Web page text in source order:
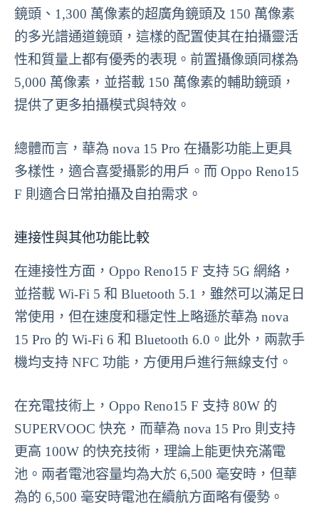
鏡頭、1,300 萬像素的超廣角鏡頭及 150 萬像素
的多光譜通道鏡頭，這樣的配置使其在拍攝靈活
性和質量上都有優秀的表現。前置攝像頭同樣為
5,000 萬像素，並搭載 150 萬像素的輔助鏡頭，
提供了更多拍攝模式與特效。
總體而言，華為 nova 15 Pro 在攝影功能上更具
多樣性，適合喜愛攝影的用戶。而 Oppo Reno15
F 則適合日常拍攝及自拍需求。
連接性與其他功能比較
在連接性方面，Oppo Reno15 F 支持 5G 網絡，
並搭載 Wi-Fi 5 和 Bluetooth 5.1，雖然可以滿足日
常使用，但在速度和穩定性上略遜於華為 nova
15 Pro 的 Wi-Fi 6 和 Bluetooth 6.0。此外，兩款手
機均支持 NFC 功能，方便用戶進行無線支付。
在充電技術上，Oppo Reno15 F 支持 80W 的
SUPERVOOC 快充，而華為 nova 15 Pro 則支持
更高 100W 的快充技術，理論上能更快充滿電
池。兩者電池容量均為大於 6,500 毫安時，但華
為的 6,500 毫安時電池在續航方面略有優勢。